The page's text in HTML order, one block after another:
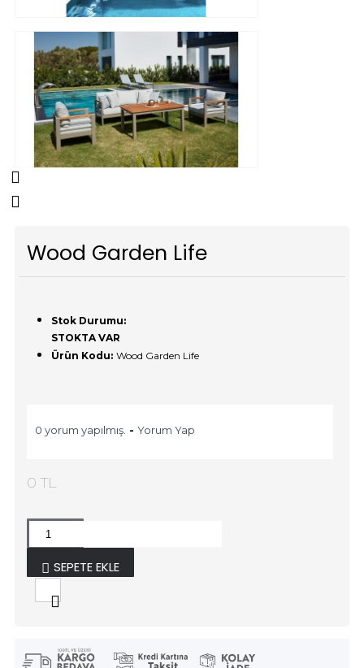
Wood Garden Life
Stok Durumu:
STOKTA VAR
Ürün Kodu: Wood Garden Life
0 yorum yapılmış. - Yorum Yap
0 TL
SEPETE EKLE